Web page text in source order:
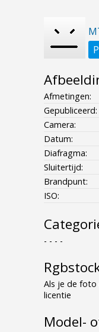
Afmetingen:
Gepubliceerd:
Camera:
Datum:
Diafragma:
Sluitertijd:
Brandpunt:
ISO:
- - - -
Als je de foto
licentie
Model-